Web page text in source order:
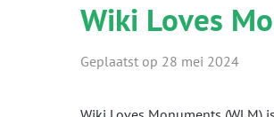
Wiki Loves
Geplaatst op 28 mei 2024